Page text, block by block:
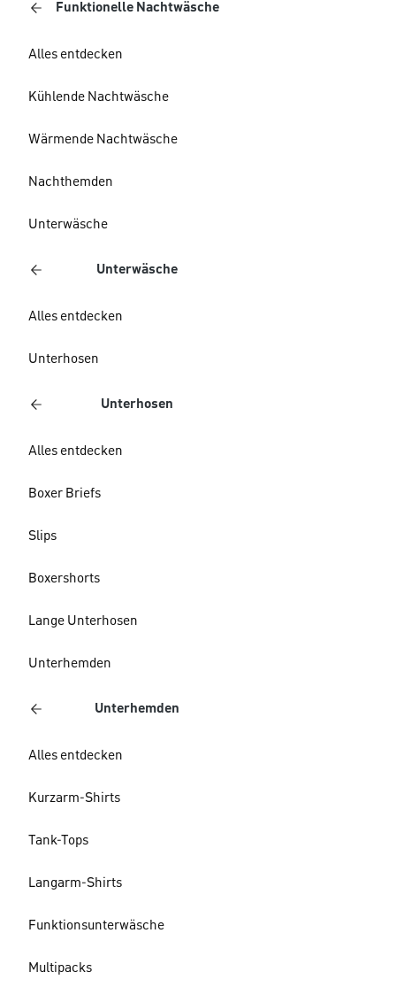
Funktionelle Nachtwäsche
Alles entdecken
Kühlende Nachtwäsche
Wärmende Nachtwäsche
Nachthemden
Unterwäsche
Unterwäsche
Alles entdecken
Unterhosen
Unterhosen
Alles entdecken
Boxer Briefs
Slips
Boxershorts
Lange Unterhosen
Unterhemden
Unterhemden
Alles entdecken
Kurzarm-Shirts
Tank-Tops
Langarm-Shirts
Funktionsunterwäsche
Multipacks